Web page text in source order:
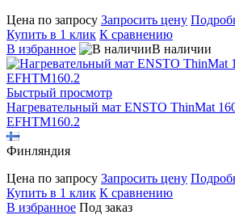
Цена по запросу Запросить цену
Купить в 1 клик К сравнению
В избранное
В наличии
Быстрый просмотр
Нагревательный мат ENSTO ThinMat
EFHTM160.2
Финляндия
Цена по запросу Запросить цену
Купить в 1 клик К сравнению
В избранное Под заказ